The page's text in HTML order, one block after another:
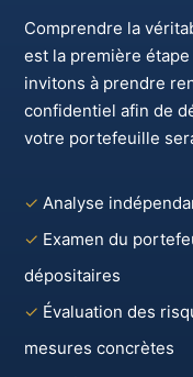
Comprendre la
est la première
invitons à prendre
confidentiel afin de
votre portefeuille
✓ Analyse
✓ Examen du
dépositaires
✓ Évaluation des
mesures concrètes